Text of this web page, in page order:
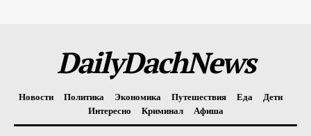
DailyDachNews
Новости Политика Экономика Путешествия Еда
Дети
Интересно
Криминал Афиша